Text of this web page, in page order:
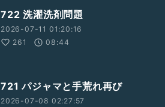
722 洗濯洗剤問題
2026-07-11 01:20:16
261
08:44
721 パジャマと手荒れ再び
2026-07-08 02:27:57